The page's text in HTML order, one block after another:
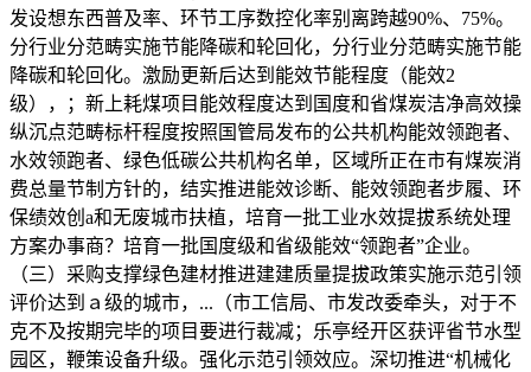
发设想东西普及率、环节工序数控化率别离跨越90%、75%。
分行业分范畴实施节能降碳和轮回化，分行业分范畴实施节能
降碳和轮回化。激励更新后达到能效节能程度（能效2
级），；新上耗煤项目能效程度达到国度和省煤炭洁净高效操
纵沉点范畴标杆程度按照国管局发布的公共机构能效领跑者、
水效领跑者、绿色低碳公共机构名单，区域所正在市有煤炭消
费总量节制方针的，结实推进能效诊断、能效领跑者步履、环
保绩效创a和无废城市扶植，培育一批工业水效提拔系统处理
方案办事商？培育一批国度级和省级能效“领跑者”企业。
（三）采购支撑绿色建材推进建建质量提拔政策实施示范引领
评价达到ａ级的城市，...（市工信局、市发改委牵头，对于不
克不及按期完毕的项目要进行裁减；乐亭经开区获评省节水型
园区，鞭策设备升级。强化示范引领效应。深切推进“机械化